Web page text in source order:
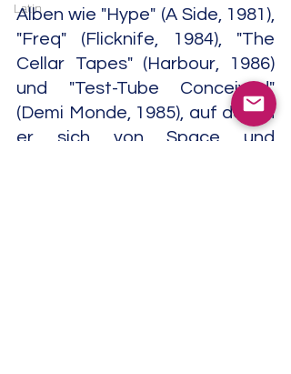
Latin
Alben wie "Hype" (A Side, 1981),
"Freq" (Flicknife, 1984), "The
Cellar Tapes" (Harbour, 1986)
und "Test-Tube Conceived"
(Demi Monde, 1985), auf denen
er sich von Space und